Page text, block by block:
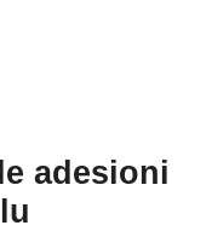
adesioni